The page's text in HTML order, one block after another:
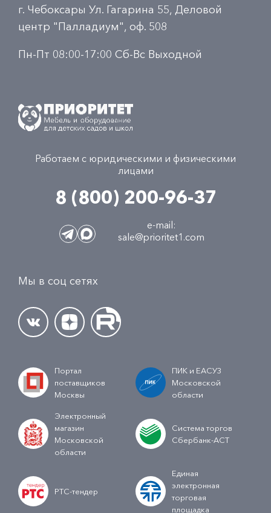
г. Чебоксары Ул. Гагарина 55, Деловой
центр "Палладиум", оф. 508
Пн-Пт 08:00-17:00 Сб-Вс Выходной
Работаем с юридическими и физическими
лицами
8 (800) 200-96-37
e-mail:
sale@prioritet1.com
Мы в соц сетях
Портал
поставщиков
Москвы
ПИК и ЕАСУЗ
Московской
области
Электронный
магазин
Московской
области
Система торгов
Сбербанк-АСТ
РТС-тендер
Единая
электронная
торговая
площадка